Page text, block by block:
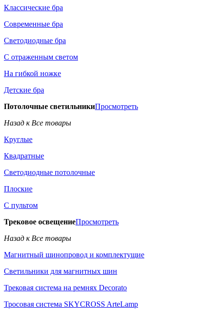
Классические бра
Современные бра
Светодиодные бра
С отраженным светом
На гибкой ножке
Детские бра
Потолочные светильникиПросмотреть
Назад к Все товары
Круглые
Квадратные
Светодиодные потолочные
Плоские
С пультом
Трековое освещениеПросмотреть
Назад к Все товары
Магнитный шинопровод и комплектущие
Светильники для магнитных шин
Трековая система на ремнях Decorato
Тросовая система SKYCROSS ArteLamp